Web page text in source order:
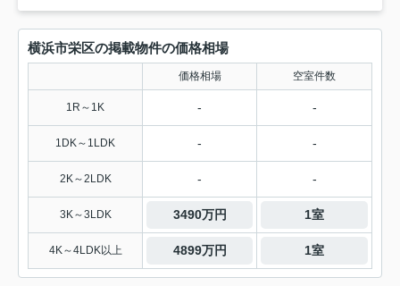
横浜市栄区の掲載物件の価格相場
価格相場 空室件数
1R～1K - -
1DK～1LDK - -
2K～2LDK - -
3K～3LDK 3490万円 1室
4K～4LDK以上 4899万円 1室